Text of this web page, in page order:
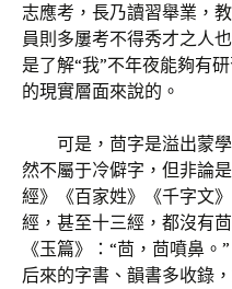
志應考，長乃讀習舉業，
員則多屢考不得秀才之人
是了解“我”不年夜能夠有
的現實層面來說的。
可是，茴字是溢出蒙
然不屬于冷僻字，但非論
經》《百家姓》《千字文
經，甚至十三經，都沒有
《玉篇》：“茴，茴噴鼻。
后來的字書、韻書多收錄